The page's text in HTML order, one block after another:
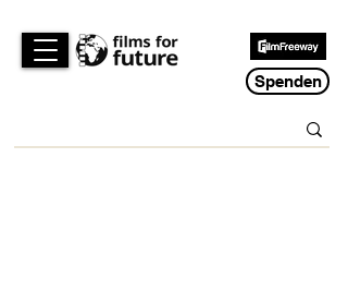
Spenden